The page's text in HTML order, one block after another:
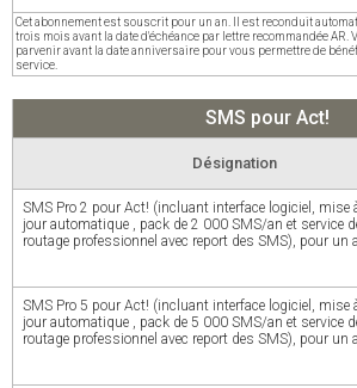
Cet abonnement est souscrit pour un an. Il est reconduit
trois mois avant la date d'échéance par lettre recommandée AR.
parvenir avant la date anniversaire pour vous permettre de
service.
SMS pour Act!
Désignation
SMS Pro 2 pour Act! (incluant interface logiciel, mise
jour automatique , pack de 2 000 SMS/an et service
routage professionnel avec report des SMS), pour un
SMS Pro 5 pour Act! (incluant interface logiciel, mise
jour automatique , pack de 5 000 SMS/an et service
routage professionnel avec report des SMS), pour un